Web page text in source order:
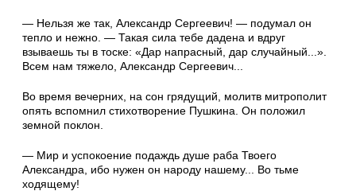
— Нельзя же так, Александр Сергеевич! — подумал он
тепло и нежно. — Такая сила тебе дадена и вдруг
взываешь ты в тоске: «Дар напрасный, дар случайный...».
Всем нам тяжело, Александр Сергеевич...
Во время вечерних, на сон грядущий, молитв митрополит
опять вспомнил стихотворение Пушкина. Он положил
земной поклон.
— Мир и успокоение подаждь душе раба Твоего
Александра, ибо нужен он народу нашему... Во тьме
ходящему!